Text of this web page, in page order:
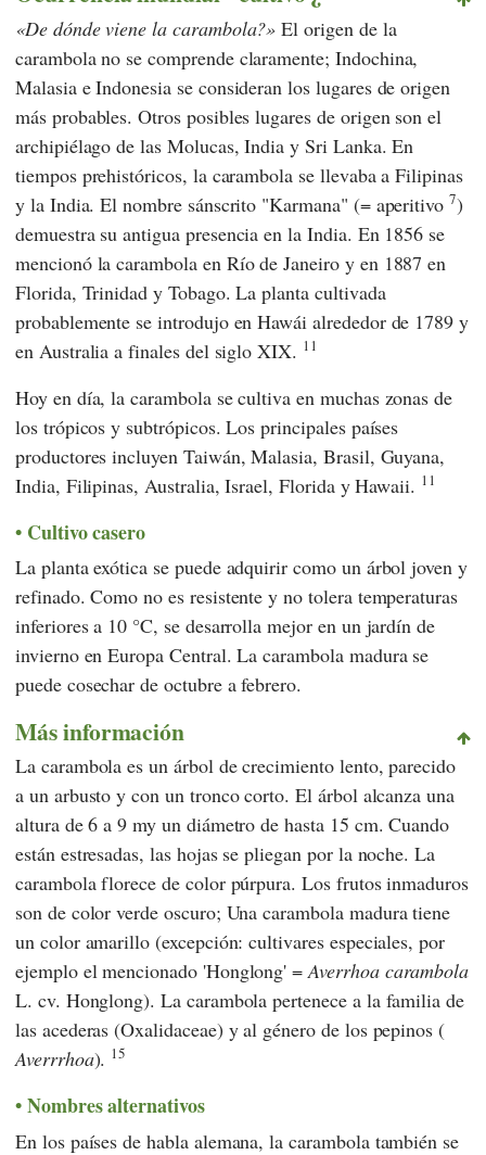
De dónde viene la carambola? El origen de la
carambola no se comprende claramente; Indochina,
Malasia e Indonesia se consideran los lugares de origen
más probables. Otros posibles lugares de origen son el
archipiélago de las Molucas, India y Sri Lanka. En
tiempos prehistóricos, la carambola se llevaba a Filipinas
y la India. El nombre sánscrito "Karmana" (= aperitivo7)
demuestra su antigua presencia en la India. En 1856 se
mencionó la carambola en Río de Janeiro y en 1887 en
Florida, Trinidad y Tobago. La planta cultivada
probablemente se introdujo en Hawái alrededor de 1789 y
en Australia a finales del siglo XIX. 11
Hoy en día, la carambola se cultiva en muchas zonas de
los trópicos y subtrópicos. Los principales países
productores incluyen Taiwán, Malasia, Brasil, Guyana,
India, Filipinas, Australia, Israel, Florida y Hawaii. 11
Cultivo casero
La planta exótica se puede adquirir como un árbol joven y
refinado. Como no es resistente y no tolera temperaturas
inferiores a 10 °C, se desarrolla mejor en un jardín de
invierno en Europa Central. La carambola madura se
puede cosechar de octubre a febrero.
Más información
La carambola es un árbol de crecimiento lento, parecido
a un arbusto y con un tronco corto. El árbol alcanza una
altura de 6 a 9 my un diámetro de hasta 15 cm. Cuando
están estresadas, las hojas se pliegan por la noche. La
carambola florece de color púrpura. Los frutos inmaduros
son de color verde oscuro; Una carambola madura tiene
un color amarillo (excepción: cultivares especiales, por
ejemplo el mencionado 'Honglong' =Averrhoa carambola
L. cv. Honglong). La carambola pertenece a la familia de
las acederas (Oxalidaceae) y al género de los pepinos (
Averrrhoa). 15
Nombres alternativos
En los países de habla alemana, la carambola también se